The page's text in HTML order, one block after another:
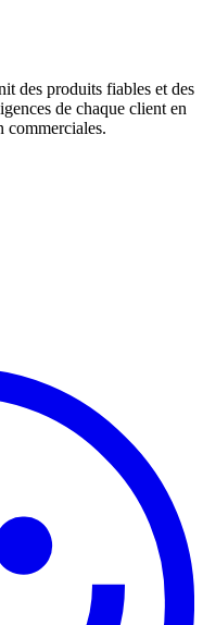
des produits fiables et des
de chaque client en
commerciales.